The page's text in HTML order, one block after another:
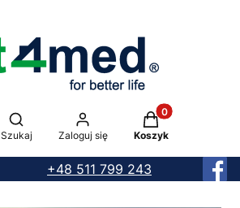
Otwórz wyszukiwarkę
Szukaj Zaloguj się
Produkty w
Koszyk
+48 511 799 243